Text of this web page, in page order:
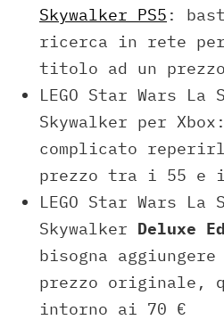
Skywalker PS5 :
ricerca in rete
titolo ad un
LEGO Star Wars La
Skywalker per
complicato
prezzo tra i 55 e
LEGO Star Wars La
Skywalker Deluxe
bisogna
prezzo originale,
intorno ai 70 €